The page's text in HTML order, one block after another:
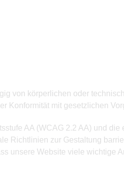
von körperlichen oder
Konformität mit gesetzlichen
AA (WCAG 2.2 AA) und die
Richtlinien zur Gestaltung
unsere Website viele wichtige